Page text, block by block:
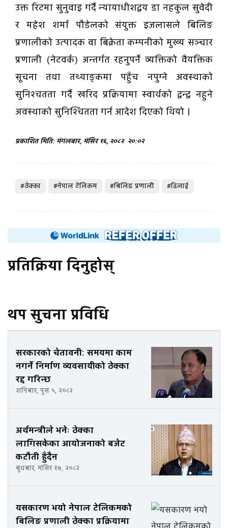
उक्त रिटमा सुनुवाइ गर्दै न्यायाधीशद्वय डा नहकुल सुवेदी
र महेश शर्मा पौडेलको संयुक्त इजलासले बिलिङ
प्रणालीको उत्पादक वा बिक्रेता कम्पनीको मुख्य सञ्चार
प्रणाली (नेटवर्क) अन्तर्गत रहनुपर्ने व्यक्तिको वैयक्तिक
सूचना तथा तथ्याङ्कमा पहुँच नपुग्ने अवस्थाको
सुनिश्चतता गर्दै खरिद प्रक्रियामा स्वार्थको द्वन्द्व नहुने
अवस्थाको सुनिश्चितता गर्न आदेश दिएको थियो ।
प्रकाशित मिति: मंगलबार, मंसिर १६, २०८२ २०:०२
#ठेक्का #नेपाल टेलिकम #बिलिङ प्रणाली #ढिलाई
प्रतिक्रिया दिनुहोस्
थप सुचना प्रविधि
सरकारको चेतावनी: समयमा काम
नगर्ने निर्माण व्यवसायीको ठेक्का
रद्द गरिन्छ
शनिबार, पुस ५, २०८२
अर्थमन्त्रीले भनेः ठेक्का
लागिसकेका आयोजनाको बजेट
कटौती हुँदैन
बुधबार, मंसिर १७, २०८२
यसकारण भयो नेपाल टेलिकमको
बिलिङ प्रणाली ठेक्का प्रक्रियामा